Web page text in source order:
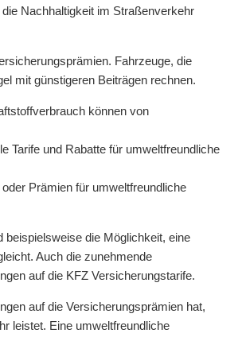
Nachhaltigkeit im Straßenverkehr
Fahrzeuge, die
mit günstigeren Beiträgen rechnen.
können von
Tarife und Rabatte für umweltfreundliche
Prämien für umweltfreundliche
beispielsweise die Möglichkeit, eine
Auch die zunehmende
auf die KFZ Versicherungstarife.
auf die Versicherungsprämien hat,
leistet. Eine umweltfreundliche